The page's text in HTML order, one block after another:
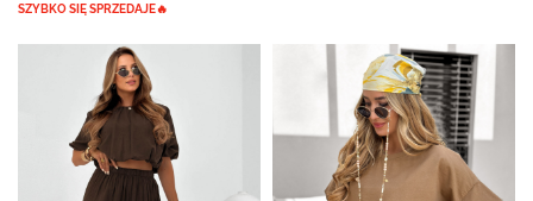
SZYBKO SIĘ SPRZEDAJE🔥